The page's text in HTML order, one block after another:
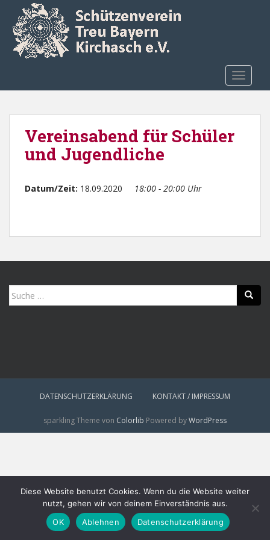
Skip to main content
Vereinsabend für Schüler
und Jugendliche
Datum/Zeit: 18.09.2020 18:00 - 20:00 Uhr
Suche
nach:
DATENSCHUTZERKLÄRUNG KONTAKT / IMPRESSUM
sparkling Theme von Colorlib Powered byWordPress
Diese Website benutzt Cookies. Wenn du die Website weiter
nutzt, gehen wir von deinem Einverständnis aus.
OK
Ablehnen Datenschutzerklärung